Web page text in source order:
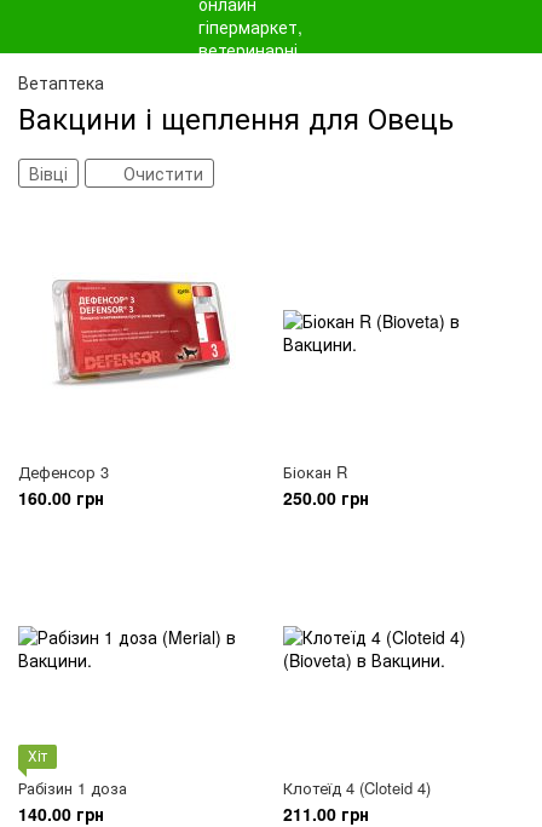
Ветаптека
Вакцини і щеплення для Овець
Вівці Очистити
Дефенсор 3
160.00 грн
Біокан R
250.00 грн
Хіт
Рабізин 1 доза
140.00 грн
Клотеїд 4 (Cloteid 4)
211.00 грн